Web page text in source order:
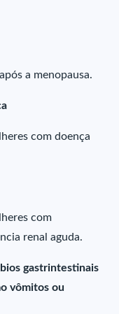
a menopausa.
com doença
com
renal aguda.
gastrintestinais
vômitos ou